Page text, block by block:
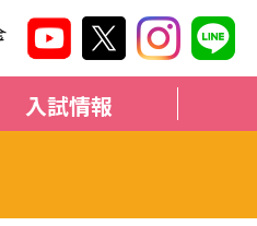
入試情報